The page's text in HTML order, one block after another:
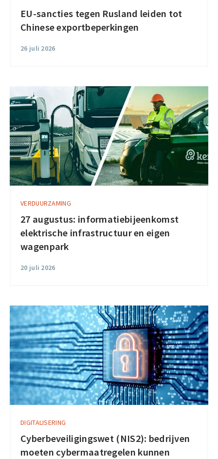
EU-sancties tegen Rusland leiden tot
Chinese exportbeperkingen
26 juli 2026
VERDUURZAMING
27 augustus: informatiebijeenkomst
elektrische infrastructuur en eigen
wagenpark
20 juli 2026
DIGITALISERING
Cyberbeveiligingswet (NIS2): bedrijven
moeten cybermaatregelen kunnen